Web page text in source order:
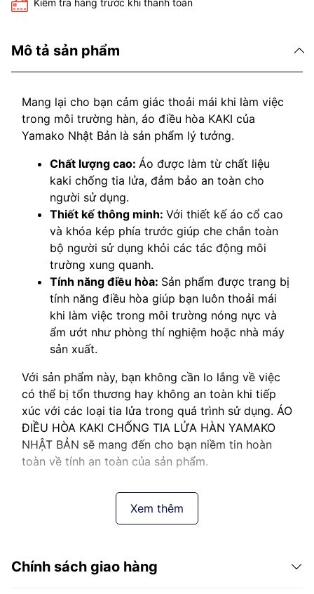
Kiểm tra hàng trước khi thanh toán
Mô tả sản phẩm
Mang lại cho bạn cảm giác thoải mái khi làm việc
trong môi trường hàn, áo điều hòa KAKI của
Yamako Nhật Bản là sản phẩm lý tưởng.
Chất lượng cao: Áo được làm từ chất liệu
kaki chống tia lửa, đảm bảo an toàn cho
người sử dụng.
Thiết kế thông minh: Với thiết kế áo cổ cao
và khóa kép phía trước giúp che chắn toàn
bộ người sử dụng khỏi các tác động môi
trường xung quanh.
Tính năng điều hòa: Sản phẩm được trang bị
tính năng điều hòa giúp bạn luôn thoải mái
khi làm việc trong môi trường nóng nực và
ẩm ướt như phòng thí nghiệm hoặc nhà máy
sản xuất.
Với sản phẩm này, bạn không cần lo lắng về việc
có thể bị tổn thương hay không an toàn khi tiếp
xúc với các loại tia lửa trong quá trình sử dụng. ÁO
ĐIỀU HÒA KAKI CHỐNG TIA LỬA HÀN YAMAKO
NHẬT BẢN sẽ mang đến cho bạn niềm tin hoàn
toàn về tính an toàn của sản phẩm.
Xem thêm
Chính sách giao hàng